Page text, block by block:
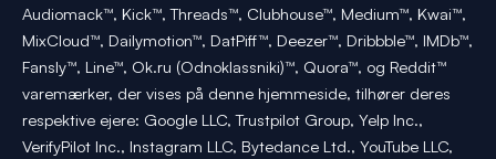
Audiomack™, Kick™, Threads™, Clubhouse™, Medium™, Kwai™,
MixCloud™, Dailymotion™, DatPiff™, Deezer™, Dribbble™, IMDb™,
Fansly™, Line™, Ok.ru (Odnoklassniki)™, Quora™, og Reddit™
varemærker, der vises på denne hjemmeside, tilhører deres
respektive ejere: Google LLC, Trustpilot Group, Yelp Inc.,
VerifyPilot Inc., Instagram LLC, Bytedance Ltd., YouTube LLC,